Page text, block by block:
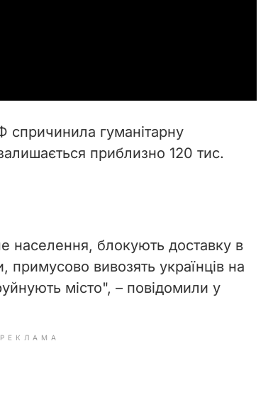
спричинила гуманітарну
приблизно 120 тис.
населення, блокують доставку в
примусово вивозять українців на
місто", – повідомили у
РЕКЛАМА